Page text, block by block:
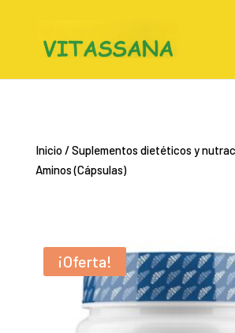
Inicio/Suplementos dietéticos y
Aminos (Cápsulas)
¡Oferta!